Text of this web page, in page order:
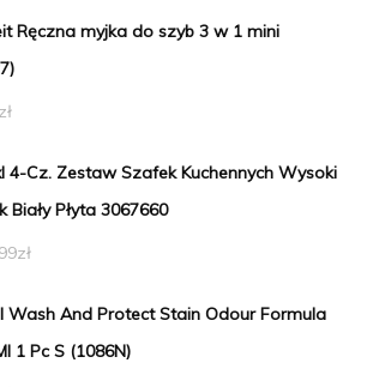
Ręczna myjka do szyb 3 w 1 mini
zł
4-Cz. Zestaw Szafek Kuchennych Wysoki
Biały Płyta 3067660
zł
Wash And Protect Stain Odour Formula
1 Pc S (1086N)